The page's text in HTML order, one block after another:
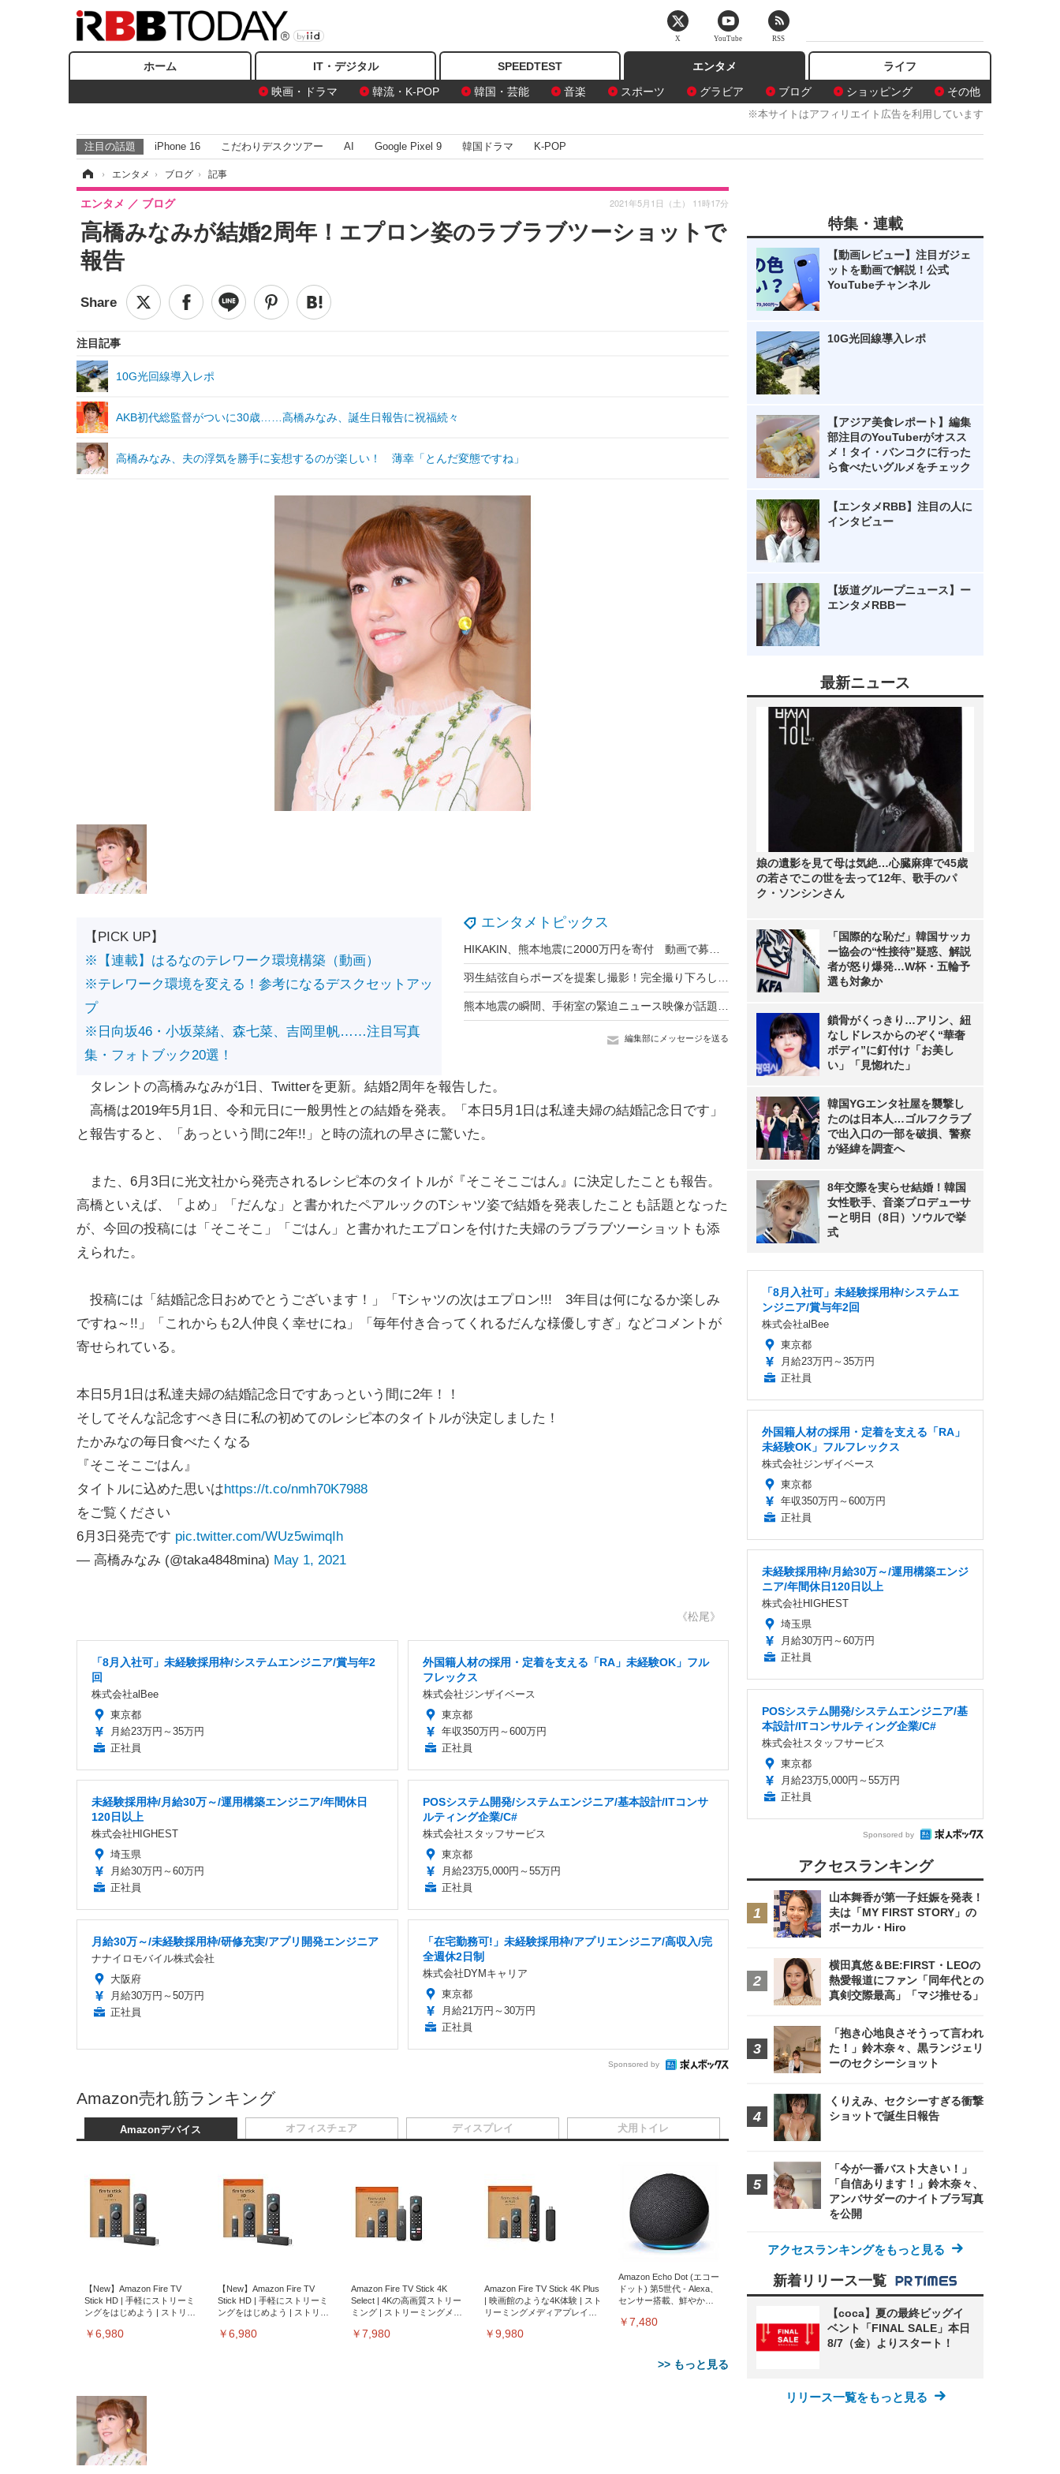
ホーム IT・デジタル SPEEDTEST
エンタメ
映画・ドラマ
韓流・K-POP 韓国・芸能 音楽 スポーツ グラビア ブログ ショッピング その他
ライフ
※本サイトはアフィリエイト広告を利用しています
注目の話題 iPhone 16 こだわりデスクツアー AI Google Pixel 9 韓国ドラマ K-POP
› エンタメ › ブログ › 記事
高橋みなみが結婚2周年！エプロン姿のラブラブツーショットで
報告
エンタメ ブログ 2021年5月1日（土） 11時17分
注目記事
10G光回線導入レポ
AKB初代総監督がついに30歳……高橋みなみ、誕生日報告に祝福続々
高橋みなみ、夫の浮気を勝手に妄想するのが楽しい！ 薄幸「とんだ変態ですね」
エンタメトピックス
編集部にメッセージを送る
【PICK UP】
※【連載】はるなのテレワーク環境構築（動画）
※テレワーク環境を変える！参考になるデスクセットアッ
プ
※日向坂46・小坂菜緒、森七菜、吉岡里帆……注目写真
集・フォトブック20選！
タレントの高橋みなみが1日、Twitterを更新。結婚2周年を報告した。
高橋は2019年5月1日、令和元日に一般男性との結婚を発表。「本日5月1日は私達夫婦の結婚記念日です」
と報告すると、「あっという間に2年!!」と時の流れの早さに驚いた。
また、6月3日に光文社から発売されるレシピ本のタイトルが『そこそこごはん』に決定したことも報告。
高橋といえば、「よめ」「だんな」と書かれたペアルックのTシャツ姿で結婚を発表したことも話題となった
が、今回の投稿には「そこそこ」「ごはん」と書かれたエプロンを付けた夫婦のラブラブツーショットも添
えられた。
投稿には「結婚記念日おめでとうございます！」「Tシャツの次はエプロン!!! 3年目は何になるか楽しみ
ですね～!!」「これからも2人仲良く幸せにね」「毎年付き合ってくれるだんな様優しすぎ」などコメントが
寄せられている。
本日5月1日は私達夫婦の結婚記念日ですあっという間に2年！！
そしてそんな記念すべき日に私の初めてのレシピ本のタイトルが決定しました！
たかみなの毎日食べたくなる
『そこそこごはん』
タイトルに込めた思いはhttps://t.co/nmh70K7988
をご覧ください
6月3日発売です pic.twitter.com/WUz5wimqIh
— 高橋みなみ (@taka4848mina) May 1, 2021
《松尾》
「8月入社可」未経験採用枠/システムエンジニア/賞与年2
回
株式会社alBee
東京都
月給23万円～35万円
正社員
外国籍人材の採用・定着を支える「RA」未経験OK」フル
フレックス
株式会社ジンザイベース
東京都
年収350万円～600万円
正社員
未経験採用枠/月給30万～/運用構築エンジニア/年間休日
120日以上
株式会社HIGHEST
埼玉県
月給30万円～60万円
正社員
POSシステム開発/システムエンジニア/基本設計/ITコンサ
ルティング企業/C#
株式会社スタッフサービス
東京都
月給23万5,000円～55万円
正社員
月給30万～/未経験採用枠/研修充実/アプリ開発エンジニア
ナナイロモバイル株式会社
大阪府
月給30万円～50万円
正社員
「在宅勤務可!」未経験採用枠/アプリエンジニア/高収入/完
全週休2日制
株式会社DYMキャリア
東京都
月給21万円～30万円
正社員
Sponsored by
Amazon売れ筋ランキング
Amazonデバイス
【New】Amazon Fire TV
Stick HD | 手軽にストリーミ
ングをはじめよう | ストリー
￥6,980
【New】Amazon Fire TV
Stick HD | 手軽にストリーミ
ングをはじめよう | ストリー
￥6,980
Amazon Fire TV Stick 4K
Select | 4Kの高画質ストリー
ミング | ストリーミングメデ
￥7,980
Amazon Fire TV Stick 4K Plus
| 映画館のような4K体験 | スト
リーミングメディアプレイヤ
￥9,980
Amazon Echo Dot (エコー
ドット) 第5世代 - Alexa、
センサー搭載、鮮やかな
￥7,480
>> もっと見る
オフィスチェア ディスプレイ 犬用トイレ
特集・連載
【動画レビュー】注目ガジェ
ットを動画で解説！公式
YouTubeチャンネル
10G光回線導入レポ
【アジア美食レポート】編集
部注目のYouTuberがオスス
メ！タイ・バンコクに行った
ら食べたいグルメをチェック
【エンタメRBB】注目の人に
インタビュー
【坂道グループニュース】ー
エンタメRBBー
最新ニュース
娘の遺影を見て母は気絶…心臓麻痺で45歳
の若さでこの世を去って12年、歌手のパ
ク・ソンシンさん
「国際的な恥だ」韓国サッカ
ー協会の“性接待”疑惑、解説
者が怒り爆発…W杯・五輪予
選も対象か
鎖骨がくっきり…アリン、紐
なしドレスからのぞく“華奢
ボディ”に釘付け「お美し
い」「見惚れた」
韓国YGエンタ社屋を襲撃し
たのは日本人…ゴルフクラブ
で出入口の一部を破損、警察
が経緯を調査へ
8年交際を実らせ結婚！韓国
女性歌手、音楽プロデューサ
ーと明日（8日）ソウルで挙
式
「8月入社可」未経験採用枠/システムエ
ンジニア/賞与年2回
株式会社alBee
東京都
月給23万円～35万円
正社員
外国籍人材の採用・定着を支える「RA」
未経験OK」フルフレックス
株式会社ジンザイベース
東京都
年収350万円～600万円
正社員
未経験採用枠/月給30万～/運用構築エンジ
ニア/年間休日120日以上
株式会社HIGHEST
埼玉県
月給30万円～60万円
正社員
POSシステム開発/システムエンジニア/基
本設計/ITコンサルティング企業/C#
株式会社スタッフサービス
東京都
月給23万5,000円～55万円
正社員
Sponsored by
アクセスランキング
山本舞香が第一子妊娠を発表！
夫は「MY FIRST STORY」の
ボーカル・Hiro
横田真悠＆BE:FIRST・LEOの
熱愛報道にファン「同年代との
真剣交際最高」「マジ推せる」
「抱き心地良さそうって言われ
た！」鈴木奈々、黒ランジェリ
ーのセクシーショット
くりえみ、セクシーすぎる衝撃
ショットで誕生日報告
「今が一番バスト大きい！」
「自信あります！」鈴木奈々、
アンバサダーのナイトブラ写真
を公開
アクセスランキングをもっと見る
新着リリース一覧
【coca】夏の最終ビッグイ
ベント「FINAL SALE」本日
8/7（金）よりスタート！
リリース一覧をもっと見る
X YouTube RSS